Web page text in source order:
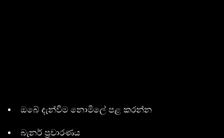
ඔබේ දැන්විම නොමිලේ පළ කරන්න
බැනර් ප්‍රචාරණය